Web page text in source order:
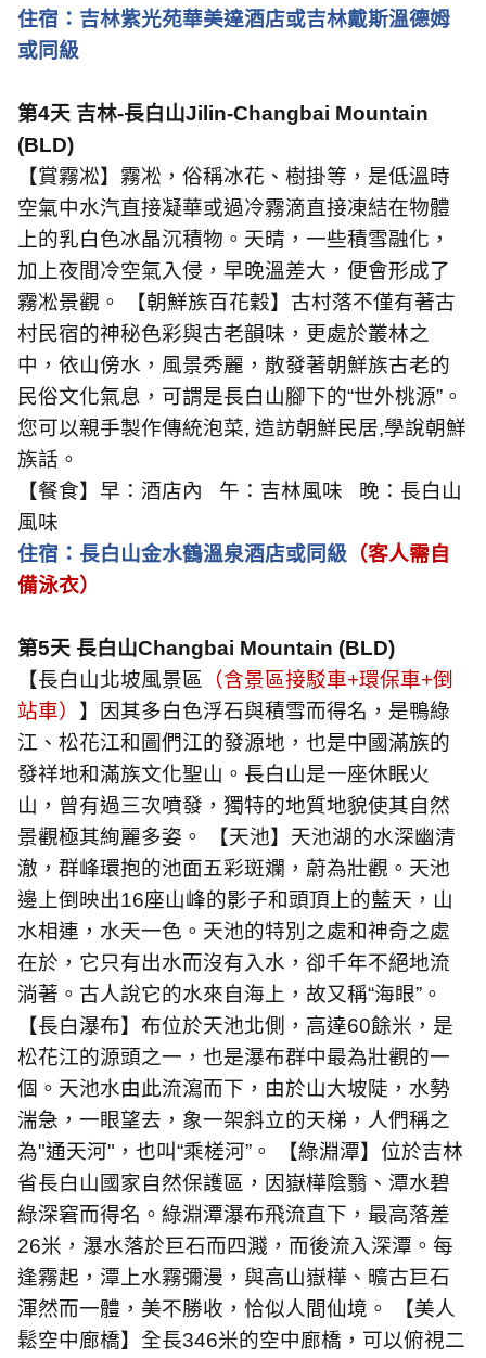
住宿：吉林紫光苑華美達酒店或吉林戴斯溫德姆
或同級
第4天 吉林-長白山Jilin-Changbai Mountain
(BLD)
【賞霧凇】霧凇，俗稱冰花、樹掛等，是低溫時
空氣中水汽直接凝華或過冷霧滴直接凍結在物體
上的乳白色冰晶沉積物。天晴，一些積雪融化，
加上夜間冷空氣入侵，早晚溫差大，便會形成了
霧凇景觀。 【朝鮮族百花穀】古村落不僅有著古
村民宿的神秘色彩與古老韻味，更處於叢林之
中，依山傍水，風景秀麗，散發著朝鮮族古老的
民俗文化氣息，可謂是長白山腳下的“世外桃源”。
您可以親手製作傳統泡菜, 造訪朝鮮民居,學說朝鮮
族話。
【餐食】早：酒店內
午：吉林風味
晚：長白山
風味
住宿：長白山金水鶴溫泉酒店或同級 （客人需自
備泳衣）
第5天 長白山Changbai Mountain (BLD)
【長白山北坡風景區 （含景區接駁車+環保車+倒
站車） 】因其多白色浮石與積雪而得名，是鴨綠
江、松花江和圖們江的發源地，也是中國滿族的
發祥地和滿族文化聖山。長白山是一座休眠火
山，曾有過三次噴發，獨特的地質地貌使其自然
景觀極其絢麗多姿。 【天池】天池湖的水深幽清
澈，群峰環抱的池面五彩斑斕，蔚為壯觀。天池
邊上倒映出16座山峰的影子和頭頂上的藍天，山
水相連，水天一色。天池的特別之處和神奇之處
在於，它只有出水而沒有入水，卻千年不絕地流
淌著。古人說它的水來自海上，故又稱“海眼”。
【長白瀑布】布位於天池北側，高達60餘米，是
松花江的源頭之一，也是瀑布群中最為壯觀的一
個。天池水由此流瀉而下，由於山大坡陡，水勢
湍急，一眼望去，象一架斜立的天梯，人們稱之
為"通天河" ，也叫“乘槎河”。 【綠淵潭】位於吉林
省長白山國家自然保護區，因嶽樺陰翳、潭水碧
綠深窘而得名。綠淵潭瀑布飛流直下，最高落差
26米，瀑水落於巨石而四濺，而後流入深潭。每
逢霧起，潭上水霧彌漫，與高山嶽樺、曠古巨石
渾然而一體，美不勝收，恰似人間仙境。 【美人
鬆空中廊橋】全長346米的空中廊橋，可以俯視二